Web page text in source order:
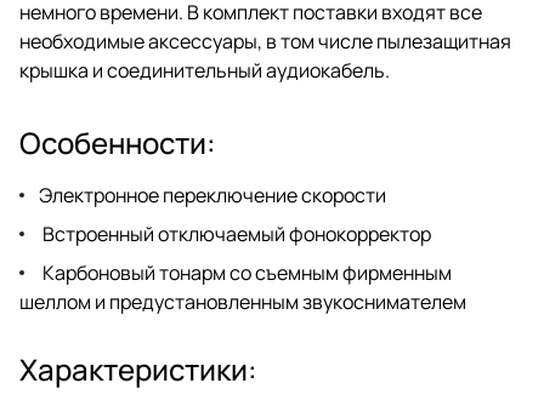
немного времени. В комплект поставки входят все
необходимые аксессуары, в том числе пылезащитная
крышка и соединительный аудиокабель.
Особенности:
Электронное переключение скорости
Встроенный отключаемый фонокорректор
Карбоновый тонарм со съемным фирменным
шеллом и предустановленным звукоснимателем
Характеристики: